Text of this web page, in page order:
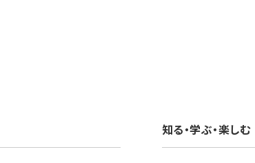
知る・学ぶ・楽しむ